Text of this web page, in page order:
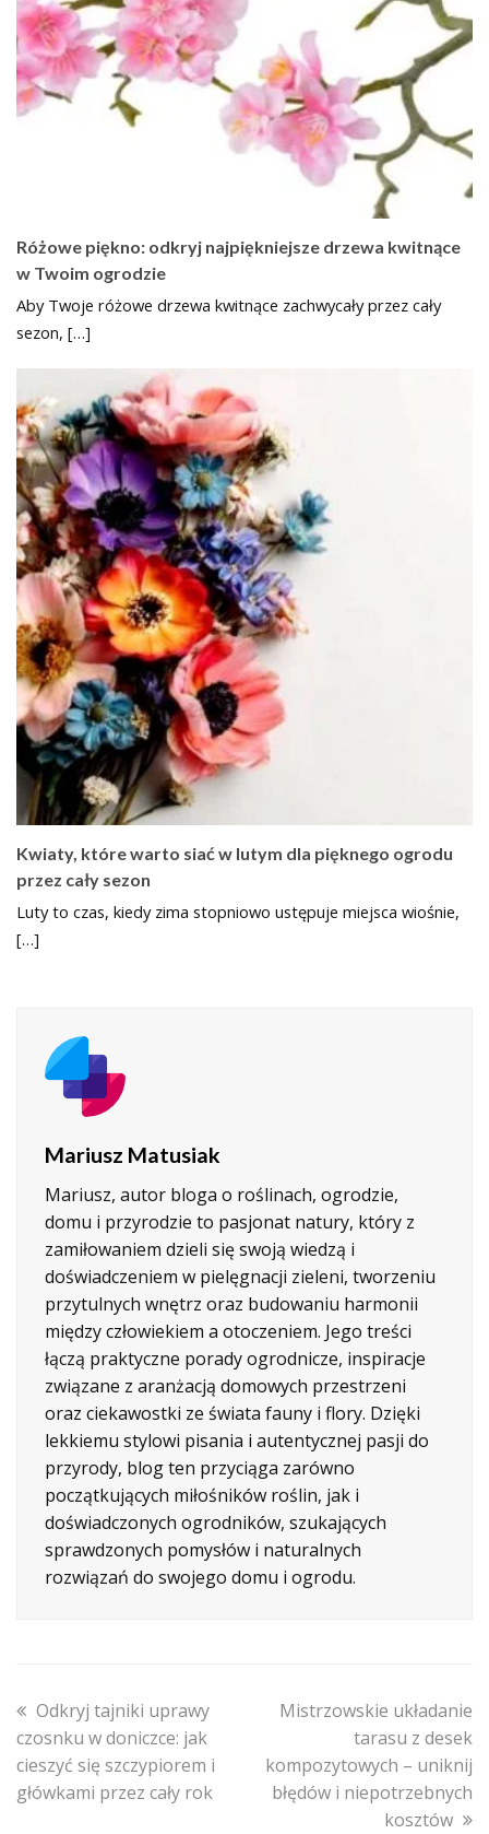
Różowe piękno: odkryj najpiękniejsze drzewa kwitnące
w Twoim ogrodzie
Aby Twoje różowe drzewa kwitnące zachwycały przez cały
sezon, […]
Kwiaty, które warto siać w lutym dla pięknego ogrodu
przez cały sezon
Luty to czas, kiedy zima stopniowo ustępuje miejsca wiośnie,
[…]
Mariusz Matusiak
Mariusz, autor bloga o roślinach, ogrodzie,
domu i przyrodzie to pasjonat natury, który z
zamiłowaniem dzieli się swoją wiedzą i
doświadczeniem w pielęgnacji zieleni, tworzeniu
przytulnych wnętrz oraz budowaniu harmonii
między człowiekiem a otoczeniem. Jego treści
łączą praktyczne porady ogrodnicze, inspiracje
związane z aranżacją domowych przestrzeni
oraz ciekawostki ze świata fauny i flory. Dzięki
lekkiemu stylowi pisania i autentycznej pasji do
przyrody, blog ten przyciąga zarówno
początkujących miłośników roślin, jak i
doświadczonych ogrodników, szukających
sprawdzonych pomysłów i naturalnych
rozwiązań do swojego domu i ogrodu.
previous
post:
Odkryj tajniki uprawy
czosnku w doniczce: jak
cieszyć się szczypiorem i
główkami przez cały rok
next
Mistrzowskie układanie
tarasu z desek
kompozytowych – uniknij
błędów i niepotrzebnych
kosztów